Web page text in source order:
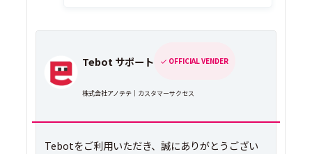
Tebot サポート OFFICIAL VENDER
株式会社アノテテ｜カスタマーサクセス
Tebotをご利用いただき、誠にありがとうござい